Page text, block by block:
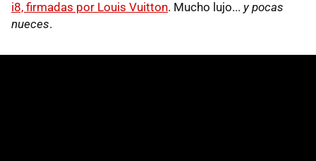
i8, firmadas por Louis Vuitton. Mucho lujo... y pocas
nueces.